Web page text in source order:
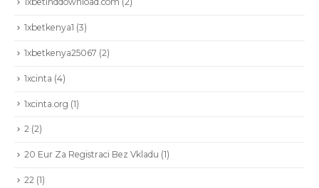
1xbetkenya1 (3)
1xbetkenya25067 (2)
1xcinta (4)
1xcinta.org (1)
2 (2)
20 Eur Za Registraci Bez Vkladu (1)
22 (1)